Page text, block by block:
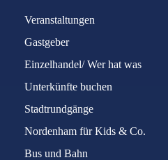
Veranstaltungen
Gastgeber
Einzelhandel/ Wer hat was
Unterkünfte buchen
Stadtrundgänge
Nordenham für Kids & Co.
Bus und Bahn